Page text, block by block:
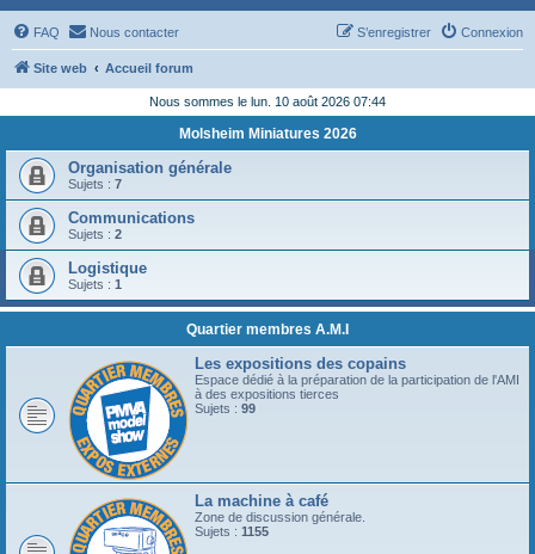
FAQ Nous contacter Connexion
S’enregistrer
Site web Accueil forum
Nous sommes le lun. 10 août 2026 07:44
Molsheim Miniatures 2026
Organisation générale
Sujets : 7
Communications
Sujets : 2
Logistique
Sujets : 1
Quartier membres A.M.I
Les expositions des copains
Espace dédié à la préparation de la participation de l'AMI
à des expositions tierces
Sujets : 99
La machine à café
Zone de discussion générale.
Sujets : 1155